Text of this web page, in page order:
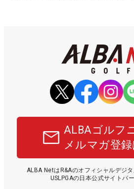
ALBAゴルフ
メルマガ登
ALBA NetはR&Aのオフィシャルデジ
USLPGAの日本公式サイトパ